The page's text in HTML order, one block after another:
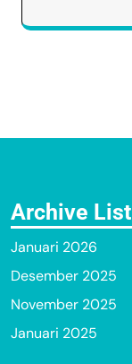
Archive List
Januari 2026
Desember 2025
November 2025
Januari 2025